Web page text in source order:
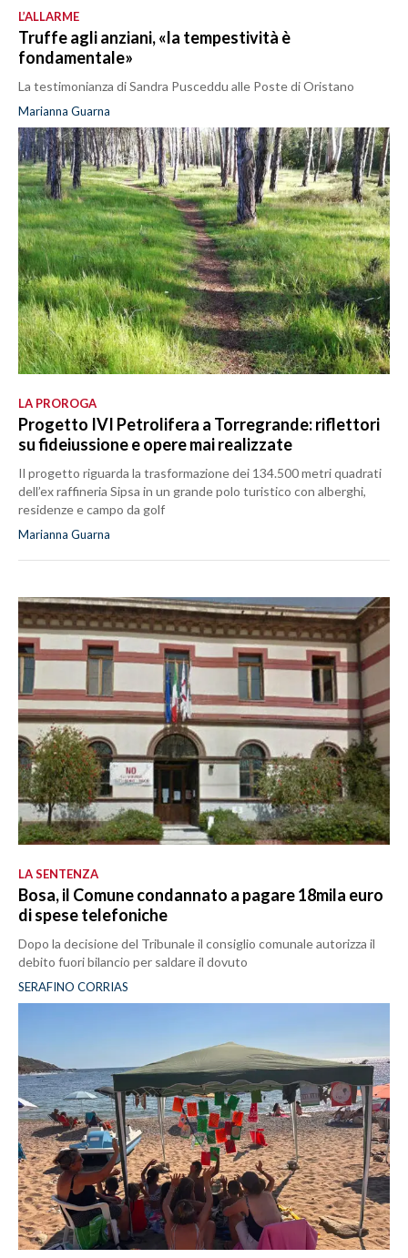
L’ALLARME
Truffe agli anziani, «la tempestività è
fondamentale»
La testimonianza di Sandra Pusceddu alle Poste di Oristano
Marianna Guarna
LA PROROGA
Progetto IVI Petrolifera a Torregrande: riflettori
su fideiussione e opere mai realizzate
Il progetto riguarda la trasformazione dei 134.500 metri quadrati
dell’ex raffineria Sipsa in un grande polo turistico con alberghi,
residenze e campo da golf
Marianna Guarna
LA SENTENZA
Bosa, il Comune condannato a pagare 18mila euro
di spese telefoniche
Dopo la decisione del Tribunale il consiglio comunale autorizza il
debito fuori bilancio per saldare il dovuto
SERAFINO CORRIAS